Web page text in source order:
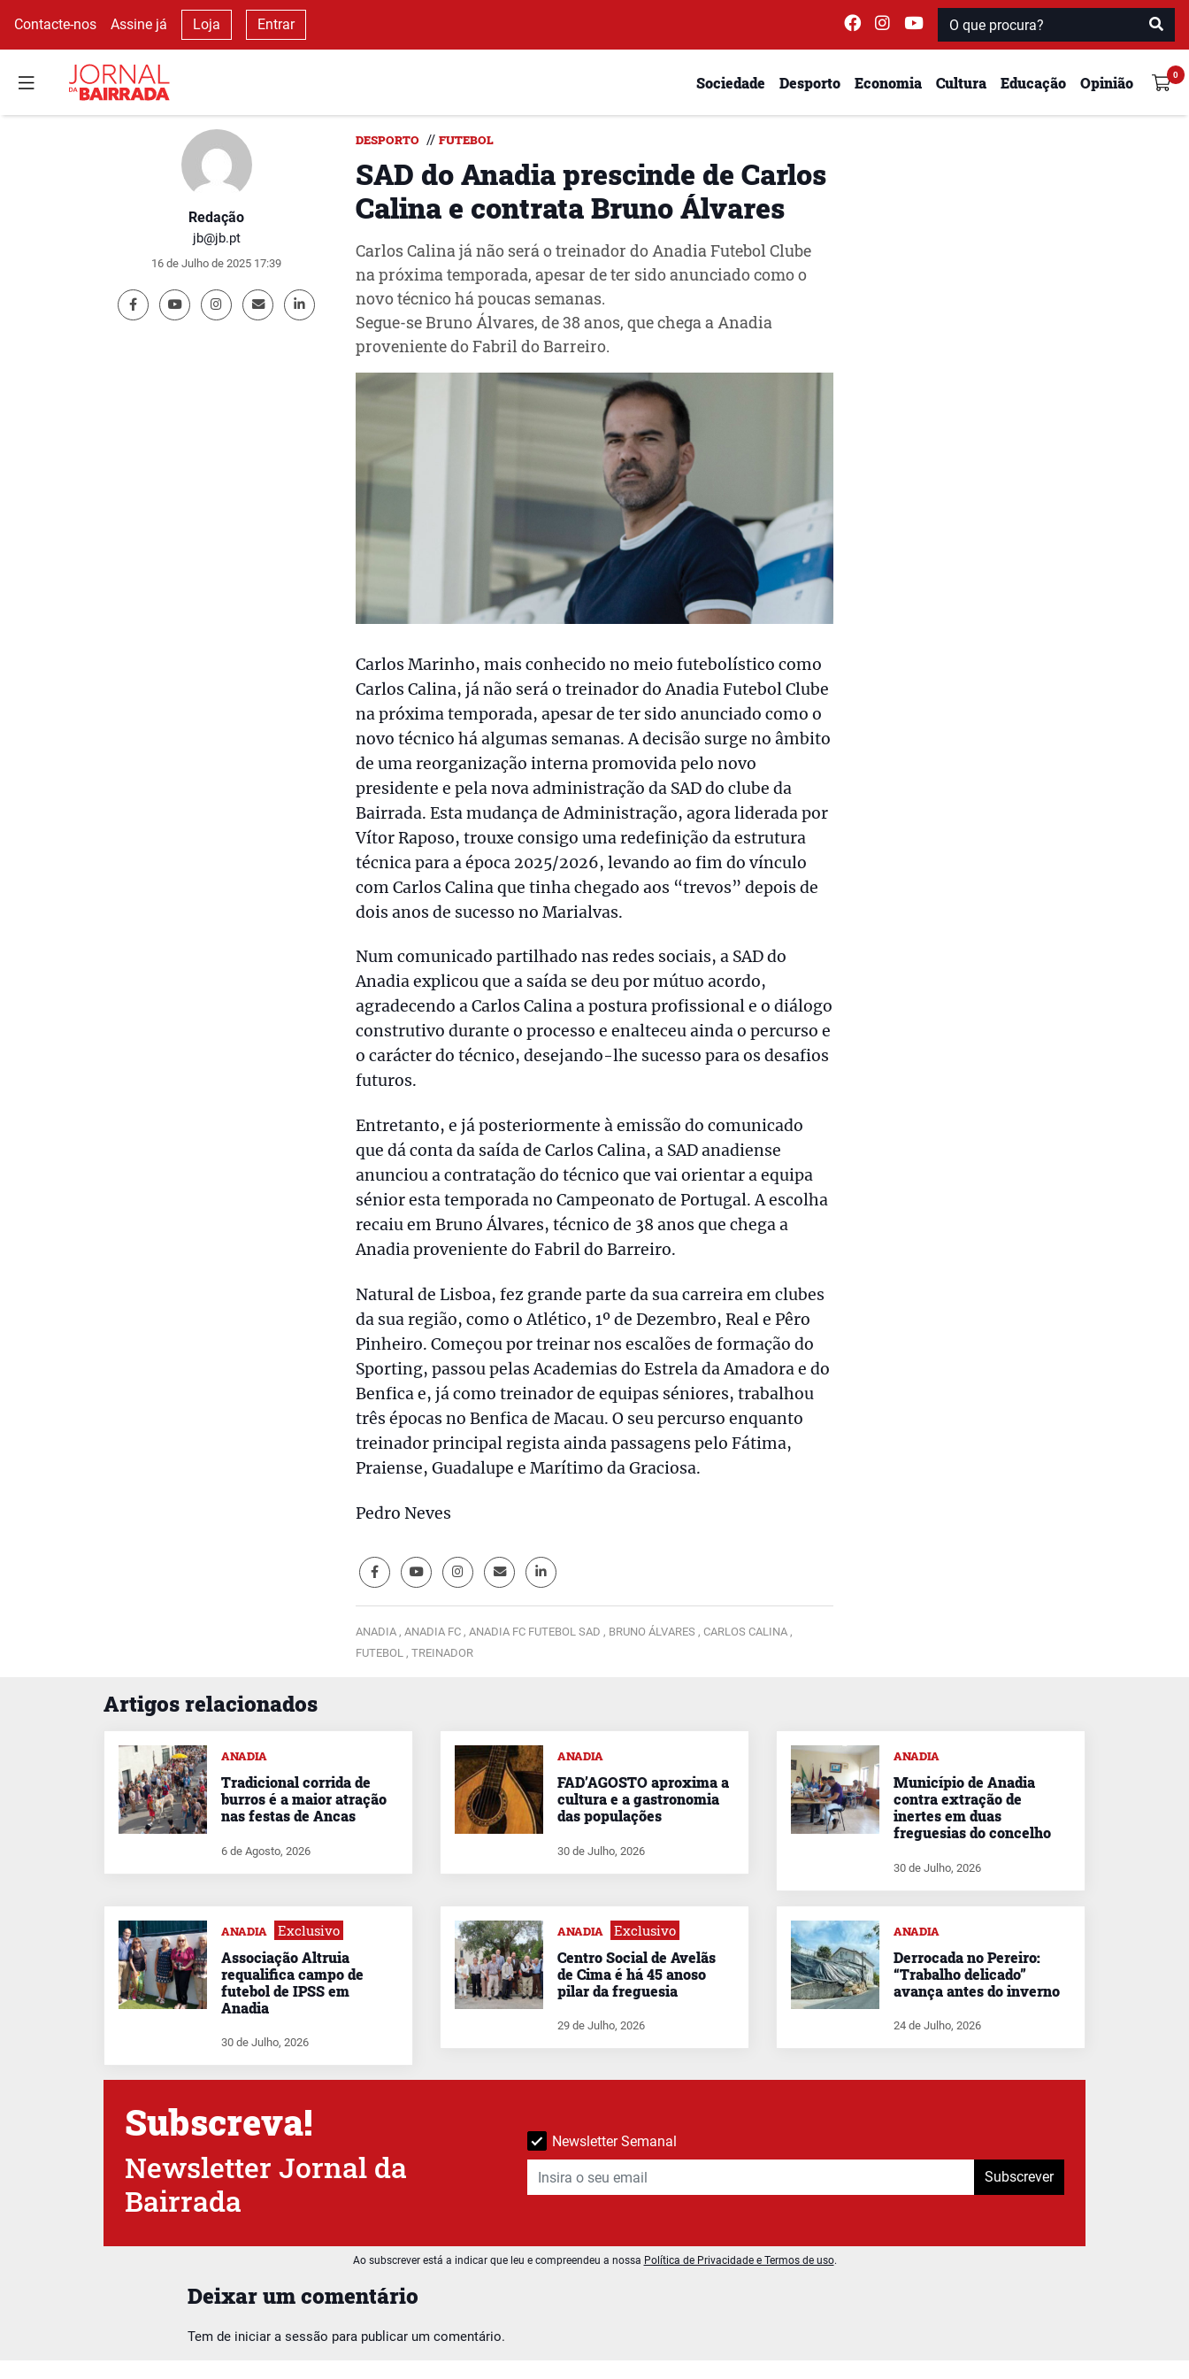
Contacte-nos Assine já Loja Entrar
Sociedade Desporto Economia Cultura Educação Opinião
Redação
jb@jb.pt
16 de Julho de 2025 17:39
DESPORTO // FUTEBOL
SAD do Anadia prescinde de Carlos
Calina e contrata Bruno Álvares
Carlos Calina já não será o treinador do Anadia Futebol Clube
na próxima temporada, apesar de ter sido anunciado como o
novo técnico há poucas semanas.
Segue-se Bruno Álvares, de 38 anos, que chega a Anadia
proveniente do Fabril do Barreiro.
Carlos Marinho, mais conhecido no meio futebolístico como
Carlos Calina, já não será o treinador do Anadia Futebol Clube
na próxima temporada, apesar de ter sido anunciado como o
novo técnico há algumas semanas. A decisão surge no âmbito
de uma reorganização interna promovida pelo novo
presidente e pela nova administração da SAD do clube da
Bairrada. Esta mudança de Administração, agora liderada por
Vítor Raposo, trouxe consigo uma redefinição da estrutura
técnica para a época 2025/2026, levando ao fim do vínculo
com Carlos Calina que tinha chegado aos “trevos” depois de
dois anos de sucesso no Marialvas.
Num comunicado partilhado nas redes sociais, a SAD do
Anadia explicou que a saída se deu por mútuo acordo,
agradecendo a Carlos Calina a postura profissional e o diálogo
construtivo durante o processo e enalteceu ainda o percurso e
o carácter do técnico, desejando-lhe sucesso para os desafios
futuros.
Entretanto, e já posteriormente à emissão do comunicado
que dá conta da saída de Carlos Calina, a SAD anadiense
anunciou a contratação do técnico que vai orientar a equipa
sénior esta temporada no Campeonato de Portugal. A escolha
recaiu em Bruno Álvares, técnico de 38 anos que chega a
Anadia proveniente do Fabril do Barreiro.
Natural de Lisboa, fez grande parte da sua carreira em clubes
da sua região, como o Atlético, 1º de Dezembro, Real e Pêro
Pinheiro. Começou por treinar nos escalões de formação do
Sporting, passou pelas Academias do Estrela da Amadora e do
Benfica e, já como treinador de equipas séniores, trabalhou
três épocas no Benfica de Macau. O seu percurso enquanto
treinador principal regista ainda passagens pelo Fátima,
Praiense, Guadalupe e Marítimo da Graciosa.
Pedro Neves
ANADIA , ANADIA FC , ANADIA FC FUTEBOL SAD , BRUNO ÁLVARES , CARLOS CALINA ,
FUTEBOL , TREINADOR
Artigos relacionados
Deixar um comentário
Tem de iniciar a sessão para publicar um comentário.
ANADIA
Tradicional corrida de
burros é a maior atração
nas festas de Ancas
6 de Agosto, 2026
ANADIA
FAD’AGOSTO aproxima a
cultura e a gastronomia
das populações
30 de Julho, 2026
ANADIA
Município de Anadia
contra extração de
inertes em duas
freguesias do concelho
30 de Julho, 2026
ANADIA Exclusivo
Associação Altruia
requalifica campo de
futebol de IPSS em
Anadia
30 de Julho, 2026
ANADIA Exclusivo
Centro Social de Avelãs
de Cima é há 45 anoso
pilar da freguesia
29 de Julho, 2026
ANADIA
Derrocada no Pereiro:
“Trabalho delicado”
avança antes do inverno
24 de Julho, 2026
Subscreva!
Newsletter Jornal da
Bairrada
Newsletter Semanal
Subscrever
Ao subscrever está a indicar que leu e compreendeu a nossa Política de Privacidade e Termos de uso.